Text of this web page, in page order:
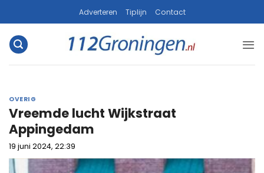
naar
inhoud
Adverteren Tiplijn Contact
OVERIG
Vreemde lucht Wijkstraat
Appingedam
19 juni 2024, 22:39